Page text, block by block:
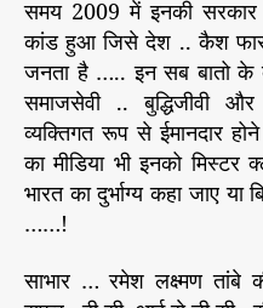
समय 2009 में इनकी
कांड हुआ जिसे देश .. कैश
जनता है ….. इन सब बातो के
समाजसेवी .. बुद्धिजीवी
व्यक्तिगत रूप से ईमानदार
का मीडिया भी इनको
भारत का दुर्भाग्य कहा जाए
……!
साभार … रमेश लक्ष्मण तांबे